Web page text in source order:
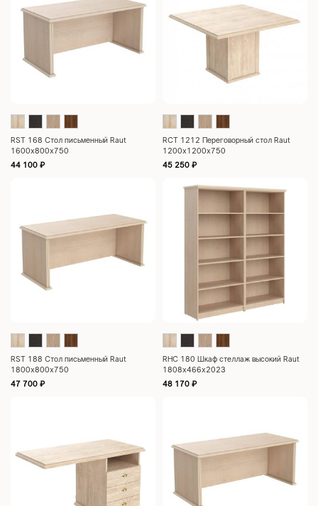
RST 168 Стол письменный Raut
1600х800х750
44 100 ₽
RCT 1212 Переговорный стол Raut
1200х1200х750
45 250 ₽
RST 188 Стол письменный Raut
1800х800х750
47 700 ₽
RHC 180 Шкаф стеллаж высокий Raut
1808х466х2023
48 170 ₽